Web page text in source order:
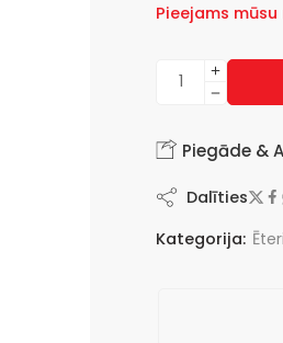
Pieejams
Piegāde &
Dalīties
Kategorija: